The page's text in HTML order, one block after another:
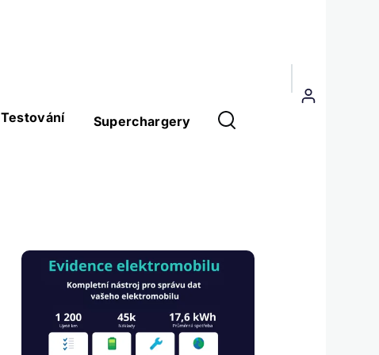
Testování Superchargery
Menu
uživatelského
Obrázek